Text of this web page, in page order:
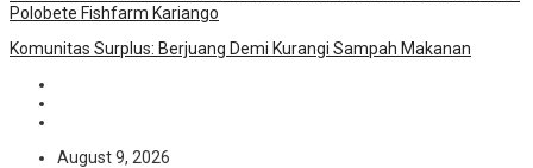
Polobete Fishfarm Kariango
Komunitas Surplus: Berjuang Demi Kurangi Sampah Makanan
August 9, 2026